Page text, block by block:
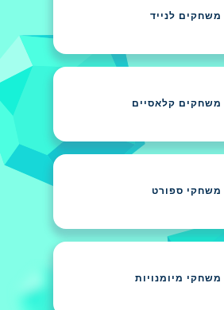
משחקים לנייד
משחקים קלאסיים
משחקי ספורט
משחקי מיומנויות